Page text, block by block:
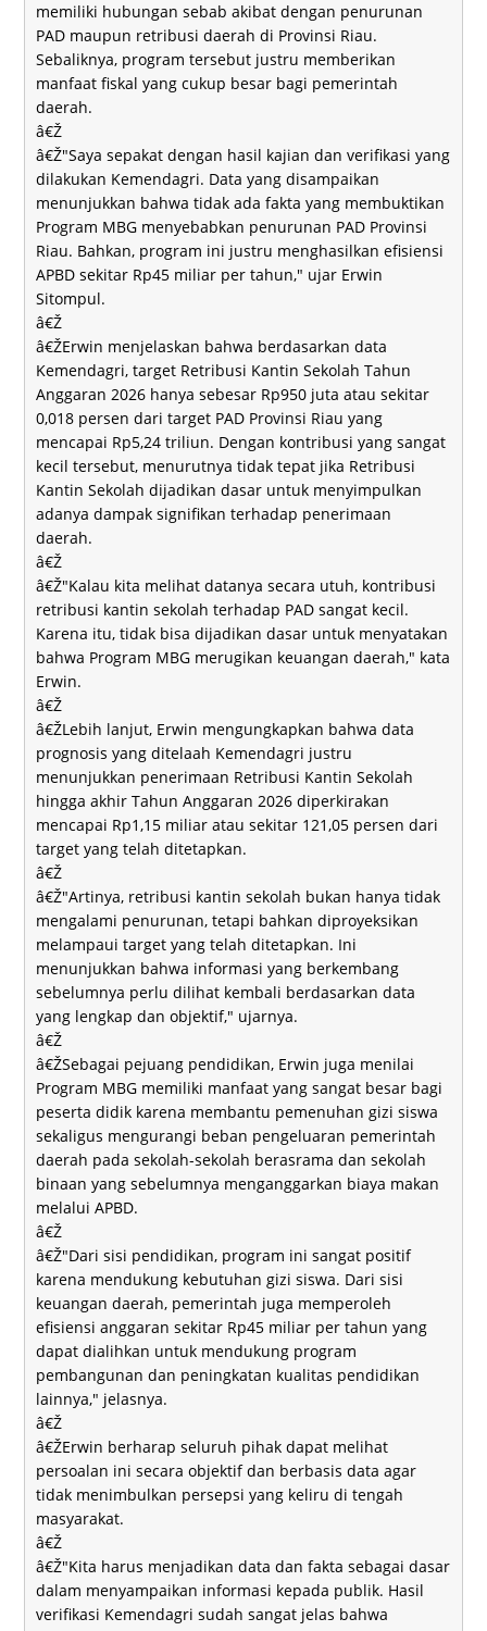
memiliki hubungan sebab akibat dengan penurunan
PAD maupun retribusi daerah di Provinsi Riau.
Sebaliknya, program tersebut justru memberikan
manfaat fiskal yang cukup besar bagi pemerintah
daerah.
â€Ž
â€Ž"Saya sepakat dengan hasil kajian dan verifikasi yang
dilakukan Kemendagri. Data yang disampaikan
menunjukkan bahwa tidak ada fakta yang membuktikan
Program MBG menyebabkan penurunan PAD Provinsi
Riau. Bahkan, program ini justru menghasilkan efisiensi
APBD sekitar Rp45 miliar per tahun," ujar Erwin
Sitompul.
â€Ž
â€ŽErwin menjelaskan bahwa berdasarkan data
Kemendagri, target Retribusi Kantin Sekolah Tahun
Anggaran 2026 hanya sebesar Rp950 juta atau sekitar
0,018 persen dari target PAD Provinsi Riau yang
mencapai Rp5,24 triliun. Dengan kontribusi yang sangat
kecil tersebut, menurutnya tidak tepat jika Retribusi
Kantin Sekolah dijadikan dasar untuk menyimpulkan
adanya dampak signifikan terhadap penerimaan
daerah.
â€Ž
â€Ž"Kalau kita melihat datanya secara utuh, kontribusi
retribusi kantin sekolah terhadap PAD sangat kecil.
Karena itu, tidak bisa dijadikan dasar untuk menyatakan
bahwa Program MBG merugikan keuangan daerah," kata
Erwin.
â€Ž
â€ŽLebih lanjut, Erwin mengungkapkan bahwa data
prognosis yang ditelaah Kemendagri justru
menunjukkan penerimaan Retribusi Kantin Sekolah
hingga akhir Tahun Anggaran 2026 diperkirakan
mencapai Rp1,15 miliar atau sekitar 121,05 persen dari
target yang telah ditetapkan.
â€Ž
â€Ž"Artinya, retribusi kantin sekolah bukan hanya tidak
mengalami penurunan, tetapi bahkan diproyeksikan
melampaui target yang telah ditetapkan. Ini
menunjukkan bahwa informasi yang berkembang
sebelumnya perlu dilihat kembali berdasarkan data
yang lengkap dan objektif," ujarnya.
â€Ž
â€ŽSebagai pejuang pendidikan, Erwin juga menilai
Program MBG memiliki manfaat yang sangat besar bagi
peserta didik karena membantu pemenuhan gizi siswa
sekaligus mengurangi beban pengeluaran pemerintah
daerah pada sekolah-sekolah berasrama dan sekolah
binaan yang sebelumnya menganggarkan biaya makan
melalui APBD.
â€Ž
â€Ž"Dari sisi pendidikan, program ini sangat positif
karena mendukung kebutuhan gizi siswa. Dari sisi
keuangan daerah, pemerintah juga memperoleh
efisiensi anggaran sekitar Rp45 miliar per tahun yang
dapat dialihkan untuk mendukung program
pembangunan dan peningkatan kualitas pendidikan
lainnya," jelasnya.
â€Ž
â€ŽErwin berharap seluruh pihak dapat melihat
persoalan ini secara objektif dan berbasis data agar
tidak menimbulkan persepsi yang keliru di tengah
masyarakat.
â€Ž
â€Ž"Kita harus menjadikan data dan fakta sebagai dasar
dalam menyampaikan informasi kepada publik. Hasil
verifikasi Kemendagri sudah sangat jelas bahwa